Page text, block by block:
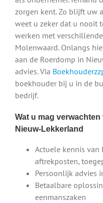
zorgen kent. Zo blijft uw
weet u zeker dat u nooit
werken met
Molenwaard. Onlangs
aan de Roerdomp in
advies. Via
boekhouder bij u in de
bedrijf.
Wat u mag
Nieuw-Lekkerland
Actuele kennis van
aftrekposten,
Persoonlijk advies
Betaalbare
eenmanszaken